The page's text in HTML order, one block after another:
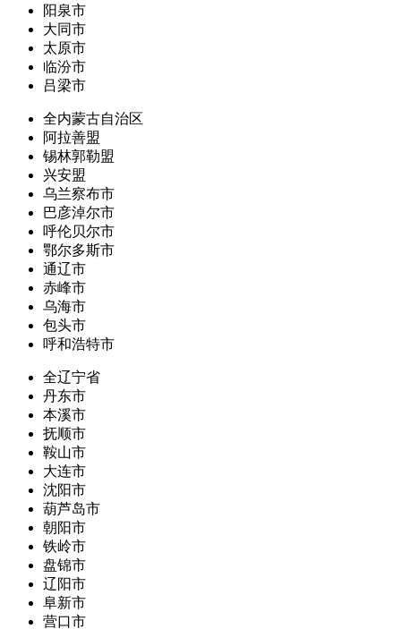
阳泉市
大同市
太原市
临汾市
吕梁市
全内蒙古自治区
阿拉善盟
锡林郭勒盟
兴安盟
乌兰察布市
巴彦淖尔市
呼伦贝尔市
鄂尔多斯市
通辽市
赤峰市
乌海市
包头市
呼和浩特市
全辽宁省
丹东市
本溪市
抚顺市
鞍山市
大连市
沈阳市
葫芦岛市
朝阳市
铁岭市
盘锦市
辽阳市
阜新市
营口市